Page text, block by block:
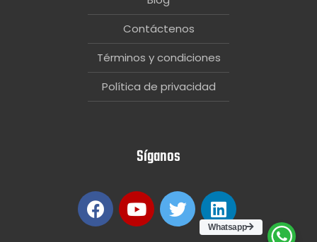
Contáctenos
Términos y condiciones
Política de privacidad
Síganos
Whatsapp